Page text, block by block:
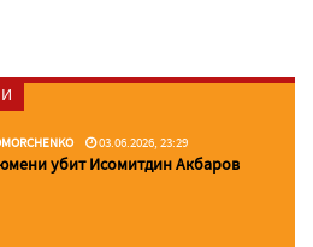
03.06.2026, 23:29
убит Исомитдин Акбаров